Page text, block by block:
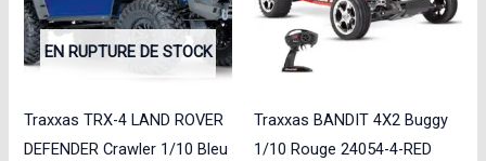
EN RUPTURE DE STOCK
Traxxas TRX-4 LAND ROVER
DEFENDER Crawler 1/10 Bleu
Traxxas BANDIT 4X2 Buggy
1/10 Rouge 24054-4-RED